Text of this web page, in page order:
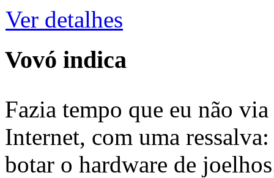
Ver detalhes
Vovó indica
Fazia tempo que eu não
Internet, com uma
botar o hardware de